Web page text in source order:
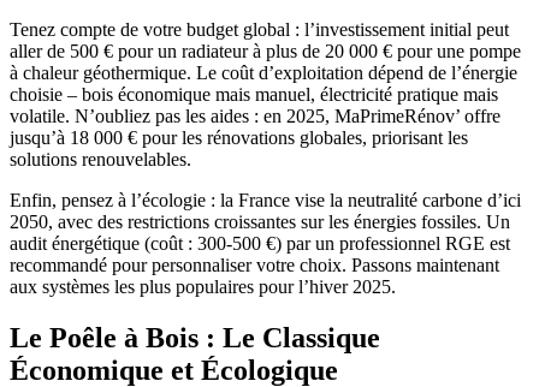
Tenez compte de votre budget global : l’investissement initial peut
aller de 500 € pour un radiateur à plus de 20 000 € pour une pompe
à chaleur géothermique. Le coût d’exploitation dépend de l’énergie
choisie – bois économique mais manuel, électricité pratique mais
volatile. N’oubliez pas les aides : en 2025, MaPrimeRénov’ offre
jusqu’à 18 000 € pour les rénovations globales, priorisant les
solutions renouvelables.
Enfin, pensez à l’écologie : la France vise la neutralité carbone d’ici
2050, avec des restrictions croissantes sur les énergies fossiles. Un
audit énergétique (coût : 300-500 €) par un professionnel RGE est
recommandé pour personnaliser votre choix. Passons maintenant
aux systèmes les plus populaires pour l’hiver 2025.
Le Poêle à Bois : Le Classique
Économique et Écologique